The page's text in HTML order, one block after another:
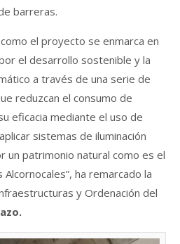
barreras.
el proyecto se enmarca en
el desarrollo sostenible y la
a través de una serie de
reduzcan el consumo de
eficacia mediante el uso de
sistemas de iluminación
un patrimonio natural como es el
ha remarcado la
y Ordenación del